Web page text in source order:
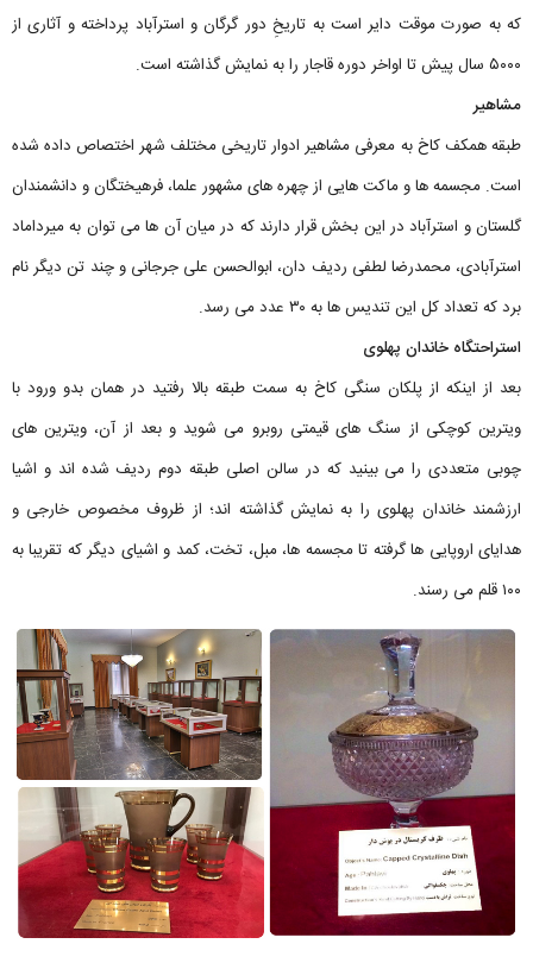
که به صورت موقت دایر است به تاریخِ دور گرگان و استرآباد پرداخته و آثاری از
۵۰۰۰ سال پیش تا اواخر دوره قاجار را به نمایش گذاشته است.
مشاهیر
طبقه همکف کاخ به معرفی مشاهیر ادوار تاریخی مختلف شهر اختصاص داده شده
است. مجسمه ها و ماکت هایی از چهره های مشهور علما، فرهیختگان و دانشمندان
گلستان و استرآباد در این بخش قرار دارند که در میان آن ها می توان به میرداماد
استرآبادی، محمدرضا لطفی ردیف دان، ابوالحسن علی جرجانی و چند تن دیگر نام
برد که تعداد کل این تندیس ها به ۳۰ عدد می رسد.
استراحتگاه خاندان پهلوی
بعد از اینکه از پلکان سنگی کاخ به سمت طبقه بالا رفتید در همان بدو ورود با
ویترین کوچکی از سنگ های قیمتی روبرو می شوید و بعد از آن، ویترین های
چوبی متعددی را می بینید که در سالن اصلی طبقه دوم ردیف شده اند و اشیا
ارزشمند خاندان پهلوی را به نمایش گذاشته اند؛ از ظروف مخصوص خارجی و
هدایای اروپایی ها گرفته تا مجسمه ها، مبل، تخت، کمد و اشیای دیگر که تقریبا به
۱۰۰ قلم می رسند.